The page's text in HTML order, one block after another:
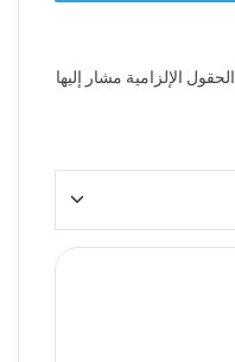
الحقول الإلزامية مشار إليها